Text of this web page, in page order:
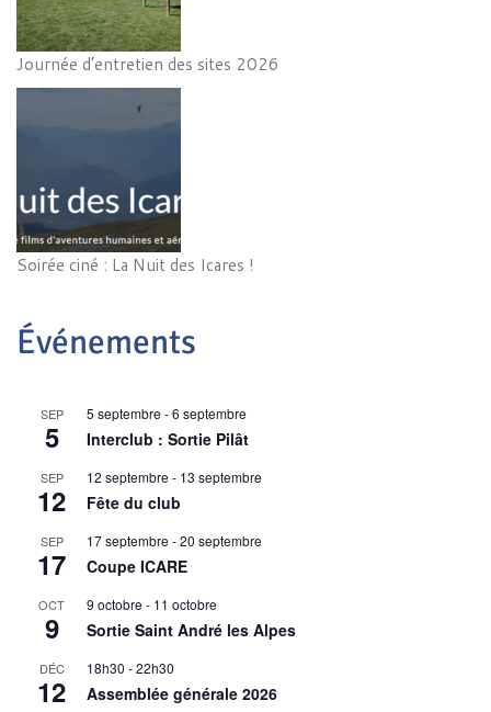
Journée d’entretien des sites 2026
Soirée ciné : La Nuit des Icares !
Événements
SEP
5
5 septembre -6 septembre
Interclub : Sortie Pilât
SEP
12
12 septembre - 13 septembre
Fête du club
SEP
17
17 septembre -20 septembre
Coupe ICARE
OCT
9
9 octobre - 11 octobre
Sortie Saint André les Alpes
DÉC
12
18h30 -22h30
Assemblée générale 2026